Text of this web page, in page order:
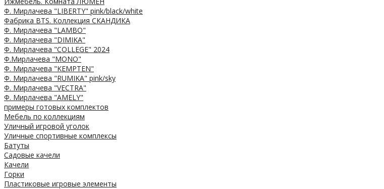
Ф. Мирлачева "LIBERTY" pink/black/white
Фабрика BTS. Коллекция СКАНДИКА
Ф. Мирлачева "LAMBO"
Ф. Мирлачева "DIMIKA"
Ф. Мирлачева "COLLEGE" 2024
Ф.Мирлачева "MONO"
Ф. Мирлачева "KEMPTEN"
Ф. Мирлачева "RUMIKA" pink/sky
Ф. Мирлачева "VECTRA"
Ф. Мирлачева "AMELY"
примеры готовых комплектов
Мебель по коллекциям
Уличный игровой уголок
Уличные спортивные комплексы
Батуты
Садовые качели
Качели
Горки
Пластиковые игровые элементы